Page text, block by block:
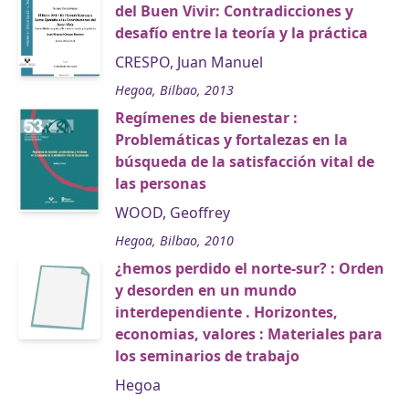
del Buen Vivir: Contradicciones y
desafío entre la teoría y la práctica
CRESPO, Juan Manuel
Hegoa, Bilbao, 2013
Regímenes de bienestar :
Problemáticas y fortalezas en la
búsqueda de la satisfacción vital de
las personas
WOOD, Geoffrey
Hegoa, Bilbao, 2010
¿hemos perdido el norte-sur? : Orden
y desorden en un mundo
interdependiente . Horizontes,
economias, valores : Materiales para
los seminarios de trabajo
Hegoa